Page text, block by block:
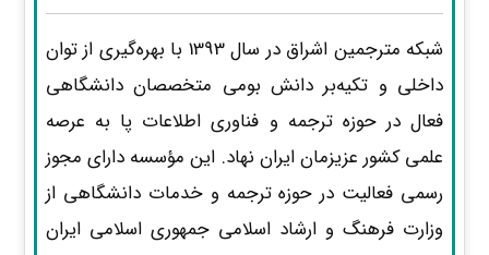
شبکه مترجمین اشراق در سال 1393 با بهره‌گیری از توان
داخلی و تکیه‌بر دانش بومی متخصصان دانشگاهی
فعال در حوزه ترجمه و فناوری اطلاعات پا به عرصه
علمی کشور عزیزمان ایران نهاد. این مؤسسه دارای مجوز
رسمی فعالیت در حوزه ترجمه و خدمات دانشگاهی از
وزارت فرهنگ و ارشاد اسلامی جمهوری اسلامی ایران